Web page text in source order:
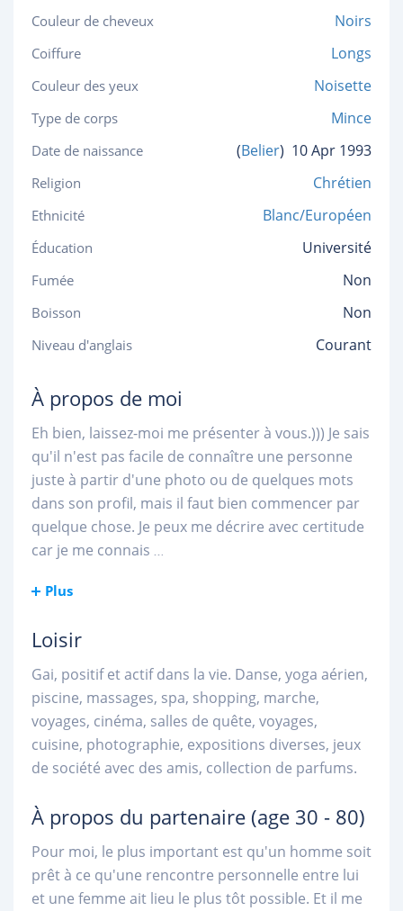
Couleur de cheveux Noirs
Coiffure Longs
Couleur des yeux Noisette
Type de corps Mince
Date de naissance (Belier) 10 Apr 1993
Religion Chrétien
Ethnicité Blanc/Européen
Éducation Université
Fumée Non
Boisson Non
Niveau d'anglais Courant
À propos de moi
Eh bien, laissez-moi me présenter à vous.))) Je sais
qu'il n'est pas facile de connaître une personne
juste à partir d'une photo ou de quelques mots
dans son profil, mais il faut bien commencer par
quelque chose. Je peux me décrire avec certitude
car je me connais ...
Plus
Loisir
Gai, positif et actif dans la vie. Danse, yoga aérien,
piscine, massages, spa, shopping, marche,
voyages, cinéma, salles de quête, voyages,
cuisine, photographie, expositions diverses, jeux
de société avec des amis, collection de parfums.
À propos du partenaire (age 30 - 80)
Pour moi, le plus important est qu'un homme soit
prêt à ce qu'une rencontre personnelle entre lui
et une femme ait lieu le plus tôt possible. Et il me